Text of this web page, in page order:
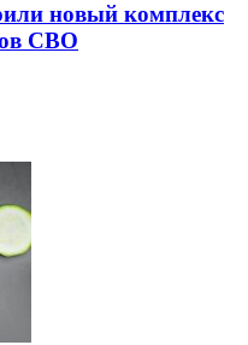
новый комплекс
СВО